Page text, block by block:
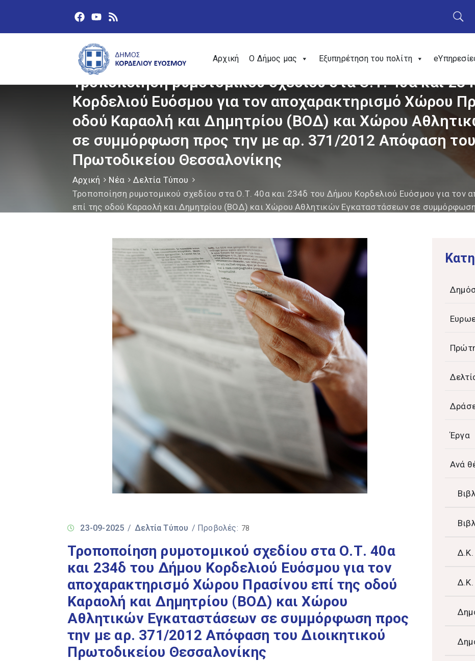
Αρχική Ο Δήμος μας Εξυπηρέτηση του πολίτη
Τροποποίηση ρυμοτομικού σχεδίου στα Ο.Τ. 40α και
Κορδελιού Ευόσμου για τον αποχαρακτηρισμό Χώρου
οδού Καραολή και Δημητρίου (ΒΟΔ) και Χώρου
σε συμμόρφωση προς την με αρ. 371/2012 Απόφαση του
Πρωτοδικείου Θεσσαλονίκης
Αρχική Νέα
Δελτία Τύπου
Τροποποίηση ρυμοτομικού σχεδίου στα Ο.Τ. 40α και 234δ του Δήμου Κορδελιού Ευόσμου για τον
επί της οδού Καραολή και Δημητρίου (ΒΟΔ) και Χώρου Αθλητικών Εγκαταστάσεων σε
23-09-2025 / Δελτία Τύπου / Προβολές: 78
Τροποποίηση ρυμοτομικού σχεδίου στα Ο.Τ. 40α
και 234δ του Δήμου Κορδελιού Ευόσμου για τον
αποχαρακτηρισμό Χώρου Πρασίνου επί της οδού
Καραολή και Δημητρίου (ΒΟΔ) και Χώρου
Αθλητικών Εγκαταστάσεων σε συμμόρφωση προς
την με αρ. 371/2012 Απόφαση του Διοικητικού
Πρωτοδικείου Θεσσαλονίκης
Έργα
Ανά
Δ.Κ.
Δ.Κ.